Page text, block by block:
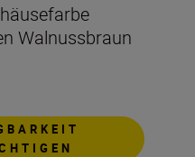
Walnussbraun